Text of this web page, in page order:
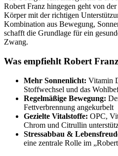
Robert Franz hingegen geht von
Körper mit der richtigen
Kombination aus Bewegung,
schafft die Grundlage für ein
Zwang.
Was empfiehlt Robert
Mehr Sonnenlicht: Vitamin
Stoffwechsel und das
Regelmäßige Bewegung:
Fettverbrennung angekurbelt
Gezielte Vitalstoffe: OPC,
Chrom und Citrullin
Stressabbau &
eine zentrale Rolle im